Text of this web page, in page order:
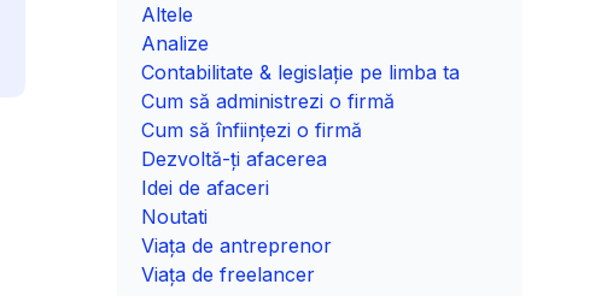
Altele
Analize
Contabilitate & legislație pe limba ta
Cum să administrezi o firmă
Cum să înființezi o firmă
Dezvoltă-ți afacerea
Idei de afaceri
Noutati
Viața de antreprenor
Viața de freelancer